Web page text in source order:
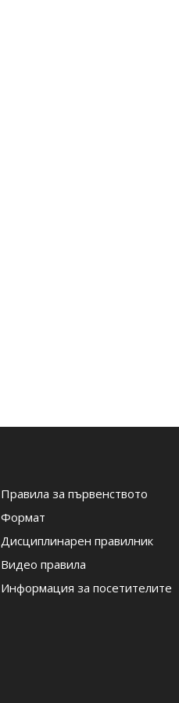
Правила за първенството
Формат
Дисциплинарен правилник
Видео правила
Информация за посетителите